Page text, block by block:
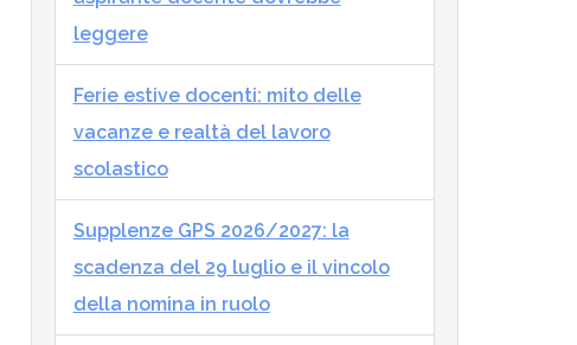
leggere
Ferie estive docenti: mito delle
vacanze e realtà del lavoro
scolastico
Supplenze GPS 2026/2027: la
scadenza del 29 luglio e il vincolo
della nomina in ruolo